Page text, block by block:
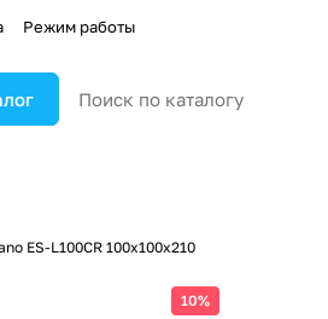
Режим работы
ES-L100CR 100х100х210
10%